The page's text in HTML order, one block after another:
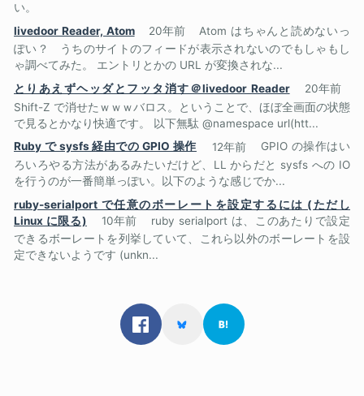
い。
livedoor Reader, Atom
20年前
Atom はちゃんと読めないっ
ぽい？ うちのサイトのフィードが表示されないのでもしゃもし
ゃ調べてみた。 エントリとかの URL が変換されな...
とりあえずヘッダとフッタ消す＠livedoor Reader
20年前
Shift-Z で消せたｗｗｗバロス。ということで、ほぼ全画面の状態
で見るとかなり快適です。 以下無駄 @namespace url(htt...
Ruby で sysfs 経由での GPIO 操作
12年前
GPIO の操作はい
ろいろやる方法があるみたいだけど、LL からだと sysfs への IO
を行うのが一番簡単っぽい。以下のような感じでか...
ruby-serialport で任意のボーレートを設定するには (ただし
Linux に限る)
10年前
ruby serialport は、このあたりで設定
できるボーレートを列挙していて、これら以外のボーレートを設
定できないようです (unkn...